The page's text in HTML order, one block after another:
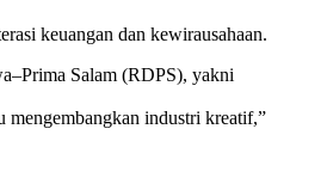
keuangan dan kewirausahaan.
Salam (RDPS), yakni
mengembangkan industri kreatif,”